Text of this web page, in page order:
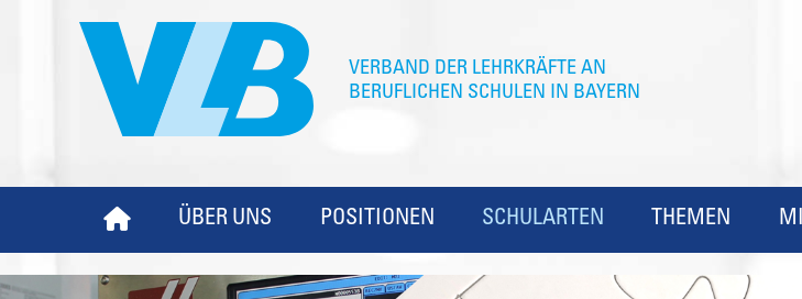
ÜBER UNS POSITIONEN SCHULARTEN THEMEN